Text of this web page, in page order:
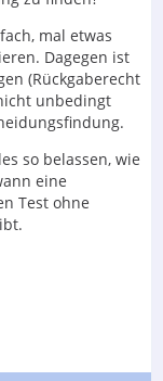
mal etwas
Dagegen ist
(Rückgaberecht
unbedingt
so belassen, wie
eine
Test ohne